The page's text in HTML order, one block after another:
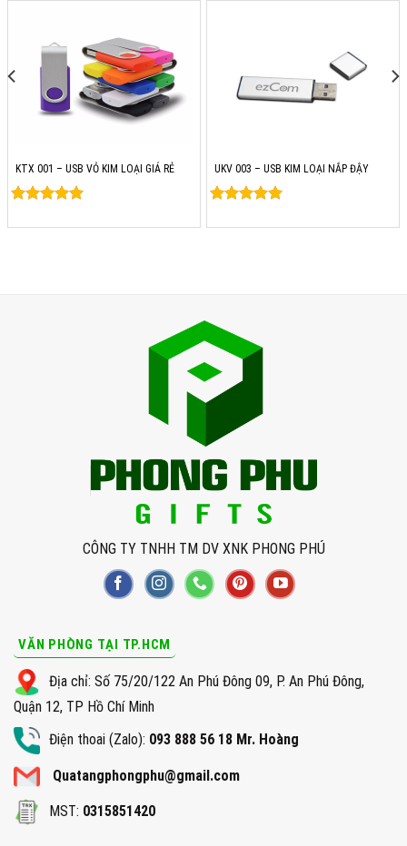
KTX 001 – USB VỎ KIM LOẠI GIÁ RẺ
out of 5
UKV 003 – USB KIM LOẠI NẮP ĐẬY
out of 5
CÔNG TY TNHH TM DV XNK PHONG PHÚ
VĂN PHÒNG TẠI TP.HCM
Địa chỉ: Số 75/20/122 An Phú Đông 09, P. An Phú Đông,
Quận 12, TP Hồ Chí Minh
Điện thoai (Zalo): 093 888 56 18 Mr. Hoàng
Quatangphongphu@gmail.com
MST: 0315851420